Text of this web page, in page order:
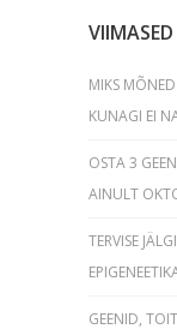
MIKS
KUNAGI EI
OSTA 3
AINULT
TERVISE
GEENID,